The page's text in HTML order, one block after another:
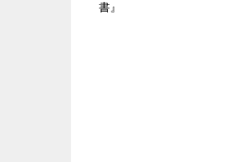
書』